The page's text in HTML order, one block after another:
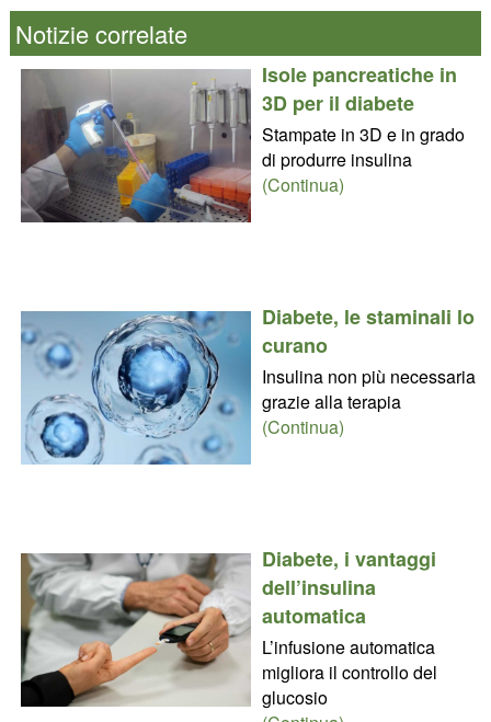
Notizie correlate
Isole pancreatiche in
3D per il diabete
Stampate in 3D e in grado
di produrre insulina
(Continua)
Diabete, le staminali lo
curano
Insulina non più necessaria
grazie alla terapia
(Continua)
Diabete, i vantaggi
dell’insulina
automatica
L’infusione automatica
migliora il controllo del
glucosio